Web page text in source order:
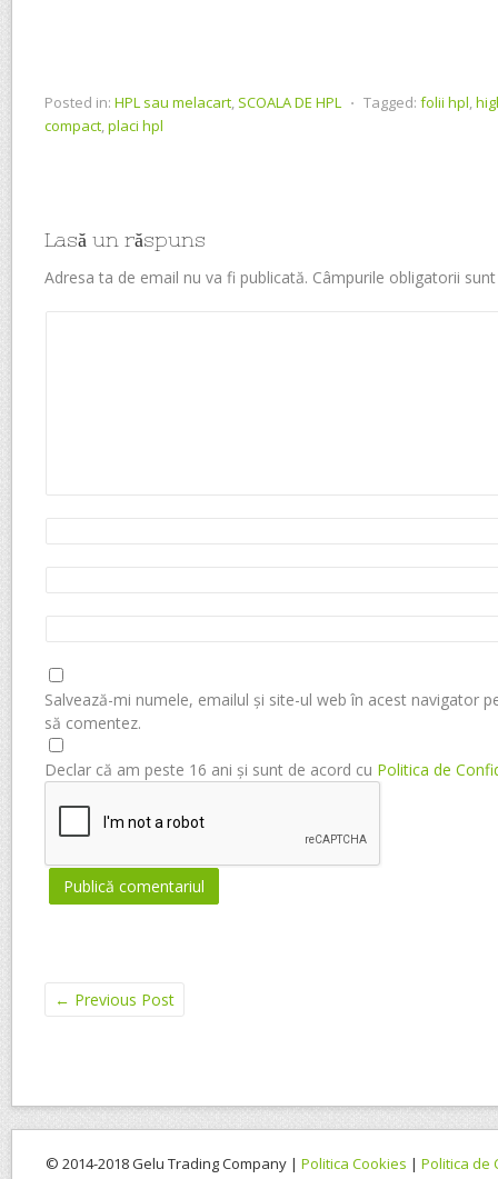
Posted in: HPL sau melacart, SCOALA DE HPL ⋅ Tagged: folii hpl,
compact,placi hpl
Lasă un răspuns
Adresa ta de email nu va fi publicată. Câmpurile obligatorii
Salvează-mi numele, emailul și site-ul web în acest navigator
să comentez.
Declar că am peste 16 ani și sunt de acord cu Politica de
← Previous Post
© 2014-2018 Gelu Trading Company | Politica Cookies | Politica de